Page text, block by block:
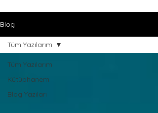
Blog
Tüm Yazılarım
Kütüphanem
Blog Yazıları
Tüm Yazılarım